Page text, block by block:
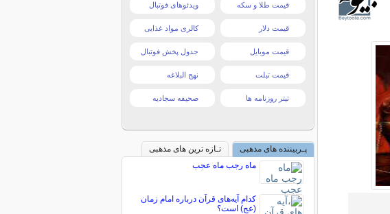
قیمت طلا و سکه ویدئوهای فوتبال
قیمت دلار کالری مواد غذایی
قیمت موبایل جدول پخش فوتبال
قیمت تبلت نهج البلاغه
تیتر روزنامه ها صحیفه سجادیه
پـربیننده های مذهبی
تـازه ترین های مذهبی
ماه رجب ماه عجب
کدام آیه‌های قرآن درباره امام زمان
(عج) است؟